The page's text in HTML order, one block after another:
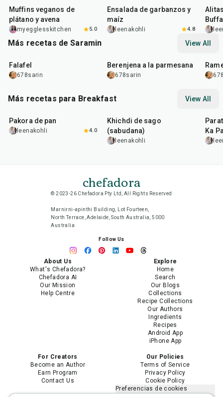
Muffins veganos de
plátano y avena
myegglesskitchen 5.0
Ensalada de garbanzos y
maíz
leenakohli 4.8
Más recetas de Saramin View All
Falafel
678sarin
Berenjena a la parmesana
678sarin
Más recetas para Breakfast View All
Pakora de pan
leenakohli 4.0
Khichdi de sago
(sabudana)
leenakohli
Ka
chefadora
© 2023-26 Chefadora Pty Ltd, All Rights Reserved
Marnirni-apinthi Building, Lot Fourteen,
North Terrace, Adelaide, South Australia, 5000
Australia
Follow Us
About Us
What's Chefadora?
Chefadora AI
Our Mission
Help Centre
Explore
Home
Search
Our Blogs
Collections
Recipe Collections
Our Authors
Ingredients
Recipes
Android App
iPhone App
For Creators
Become an Author
Earn Program
Contact Us
Our Policies
Terms of Service
Privacy Policy
Cookie Policy
Preferencias de cookies